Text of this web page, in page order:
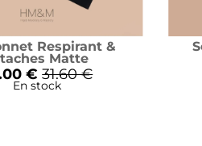
Respirant &
Matte
€ 31.60 €
En stock